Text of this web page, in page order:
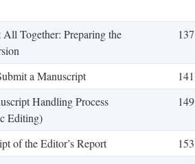
Together: Preparing the
137
a Manuscript
141
Handling Process
Editing)
149
of the Editor’s Report
153